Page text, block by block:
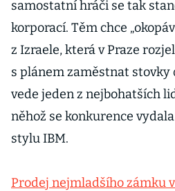
samostatní hráči se tak
korporací. Těm chce
z Izraele, která v Praze
s plánem zaměstnat
vede jeden z nejbohatších
něhož se konkurence
stylu IBM.
Prodej nejmladšího zámku